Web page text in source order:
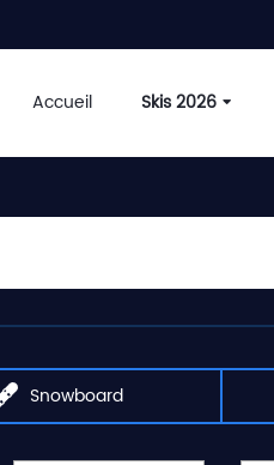
Accueil Skis 2026
Snowboard